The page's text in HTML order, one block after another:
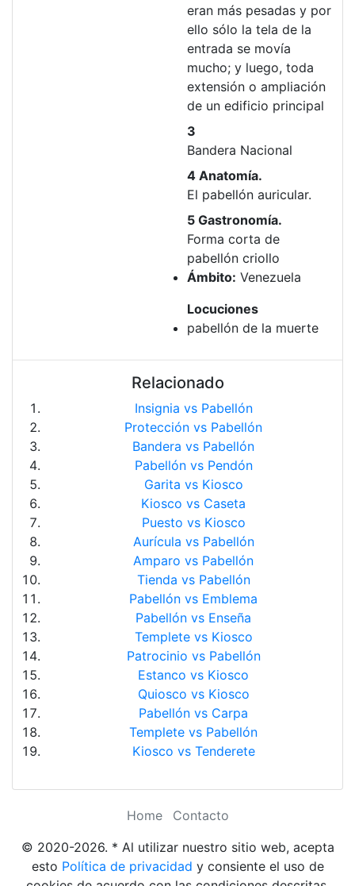
eran más pesadas y por
ello sólo la tela de la
entrada se movía
mucho; y luego, toda
extensión o ampliación
de un edificio principal
3
Bandera Nacional
4 Anatomía.
El pabellón auricular.
5 Gastronomía.
Forma corta de
pabellón criollo
Ámbito: Venezuela
Locuciones
pabellón de la muerte
Relacionado
Insignia vs Pabellón
Protección vs Pabellón
Bandera vs Pabellón
Pabellón vs Pendón
Garita vs Kiosco
Kiosco vs Caseta
Puesto vs Kiosco
Aurícula vs Pabellón
Amparo vs Pabellón
Tienda vs Pabellón
Pabellón vs Emblema
Pabellón vs Enseña
Templete vs Kiosco
Patrocinio vs Pabellón
Estanco vs Kiosco
Quiosco vs Kiosco
Pabellón vs Carpa
Templete vs Pabellón
Kiosco vs Tenderete
Home
Contacto
© 2020-2026. * Al utilizar nuestro sitio web, acepta
esto Política de privacidad y consiente el uso de